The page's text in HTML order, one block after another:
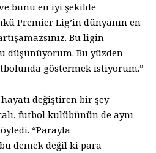
bunu en iyi şekilde
Premier Lig’in dünyanın en
Bu ligin
düşünüyorum. Bu yüzden
göstermek istiyorum.”
değiştiren bir şey
futbol kulübünün de aynı
“Parayla
demek değil ki para